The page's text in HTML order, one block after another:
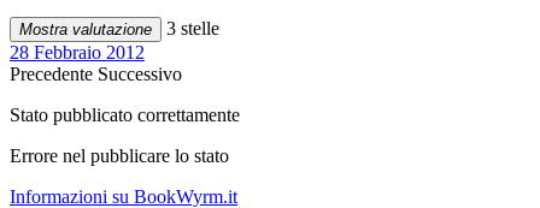
Mostra valutazione
3 stelle
28 Febbraio 2012
Precedente Successivo
Stato pubblicato correttamente
Errore nel pubblicare lo stato
Informazioni su BookWyrm.it